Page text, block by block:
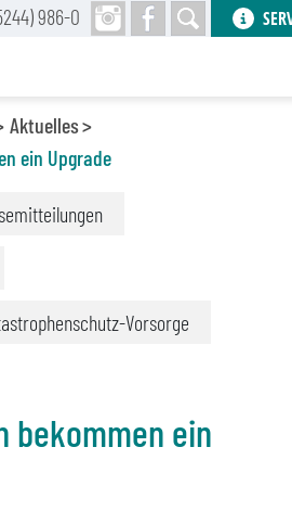
Aktuelles
ein Upgrade
Vorsorge
bekommen ein
986-0